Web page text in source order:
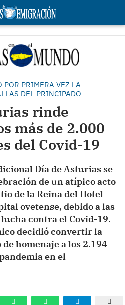
POR PRIMERA VEZ LA
DEL PRINCIPADO
rinde
más de 2.000
del Covid-19
Día de Asturias se
de un atípico acto
de la Reina del Hotel
ovetense, debido a las
contra el Covid-19.
decidió convertir la
homenaje a los 2.194
en el